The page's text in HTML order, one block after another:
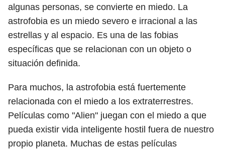
algunas personas, se convierte en miedo. La
astrofobia es un miedo severo e irracional a las
estrellas y al espacio. Es una de las fobias
específicas que se relacionan con un objeto o
situación definida.
Para muchos, la astrofobia está fuertemente
relacionada con el miedo a los extraterrestres.
Películas como "Alien" juegan con el miedo a que
pueda existir vida inteligente hostil fuera de nuestro
propio planeta. Muchas de estas películas